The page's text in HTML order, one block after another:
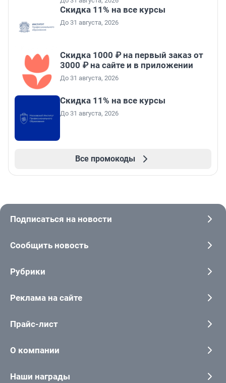
Скидка 11% на все курсы
До 31 августа, 2026
Скидка 1000 ₽ на первый заказ от
3000 ₽ на сайте и в приложении
До 31 августа, 2026
Скидка 11% на все курсы
До 31 августа, 2026
Все промокоды
Подписаться на новости
Сообщить новость
Рубрики
Реклама на сайте
Прайс-лист
О компании
Наши награды